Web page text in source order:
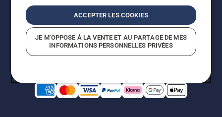
disponible pour un achat direct.
Mentions légalesPolitique relative aux cookies
Conditions d'utilisation Avis de confidentialité
Égalité hommes femmesSignalement de violations présumées
ACCEPTER LES COOKIES
JE M’OPPOSE À LA VENTE ET AU PARTAGE DE MES
INFORMATIONS PERSONNELLES PRIVÉES